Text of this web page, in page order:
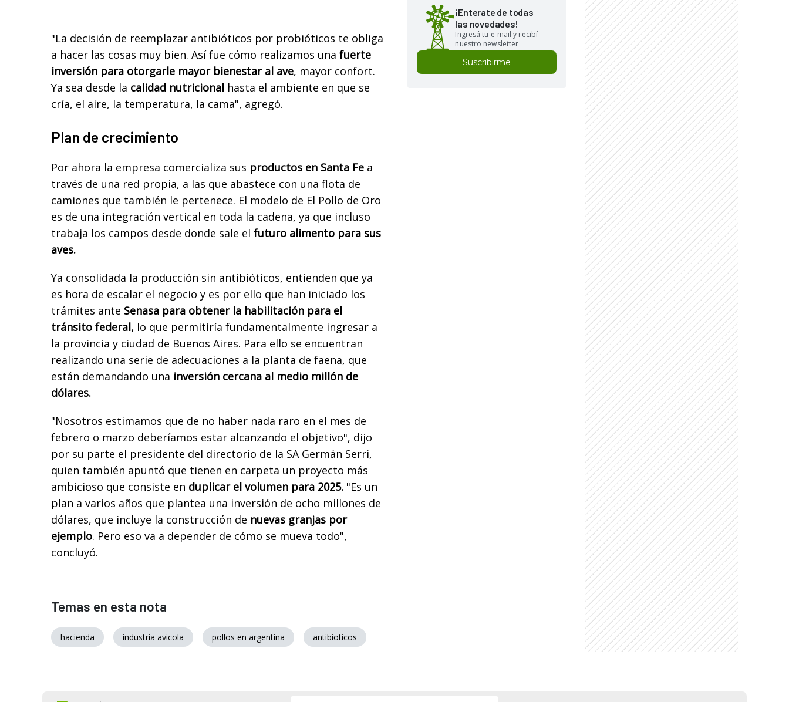
"La decisión de reemplazar antibióticos por probióticos te obliga
a hacer las cosas muy bien. Así fue cómo realizamos una fuerte
inversión para otorgarle mayor bienestar al ave, mayor confort.
Ya sea desde la calidad nutricional hasta el ambiente en que se
cría, el aire, la temperatura, la cama", agregó.
Plan de crecimiento
Por ahora la empresa comercializa sus productos en Santa Fe a
través de una red propia, a las que abastece con una flota de
camiones que también le pertenece. El modelo de El Pollo de Oro
es de una integración vertical en toda la cadena, ya que incluso
trabaja los campos desde donde sale el futuro alimento para sus
aves.
Ya consolidada la producción sin antibióticos, entienden que ya
es hora de escalar el negocio y es por ello que han iniciado los
trámites ante Senasa para obtener la habilitación para el
tránsito federal, lo que permitiría fundamentalmente ingresar a
la provincia y ciudad de Buenos Aires. Para ello se encuentran
realizando una serie de adecuaciones a la planta de faena, que
están demandando una inversión cercana al medio millón de
dólares.
"Nosotros estimamos que de no haber nada raro en el mes de
febrero o marzo deberíamos estar alcanzando el objetivo", dijo
por su parte el presidente del directorio de la SA Germán Serri,
quien también apuntó que tienen en carpeta un proyecto más
ambicioso que consiste en duplicar el volumen para 2025. "Es un
plan a varios años que plantea una inversión de ocho millones de
dólares, que incluye la construcción de nuevas granjas por
ejemplo. Pero eso va a depender de cómo se mueva todo",
concluyó.
¡Enterate de todas
las novedades!
Ingresá tu e-mail y recibí
nuestro newsletter
Suscribirme
Temas en esta nota
hacienda industria avicola pollos en argentina antibioticos